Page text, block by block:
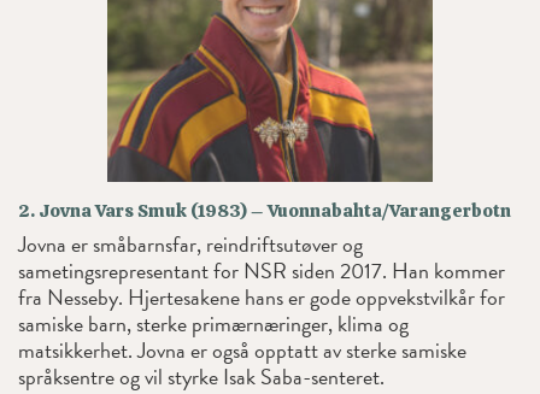
2. Jovna Vars Smuk (1983) – Vuonnabahta/Varangerbotn
Jovna er småbarnsfar, reindriftsutøver og
sametingsrepresentant for NSR siden 2017. Han kommer
fra Nesseby. Hjertesakene hans er gode oppvekstvilkår for
samiske barn, sterke primærnæringer, klima og
matsikkerhet. Jovna er også opptatt av sterke samiske
språksentre og vil styrke Isak Saba-senteret.